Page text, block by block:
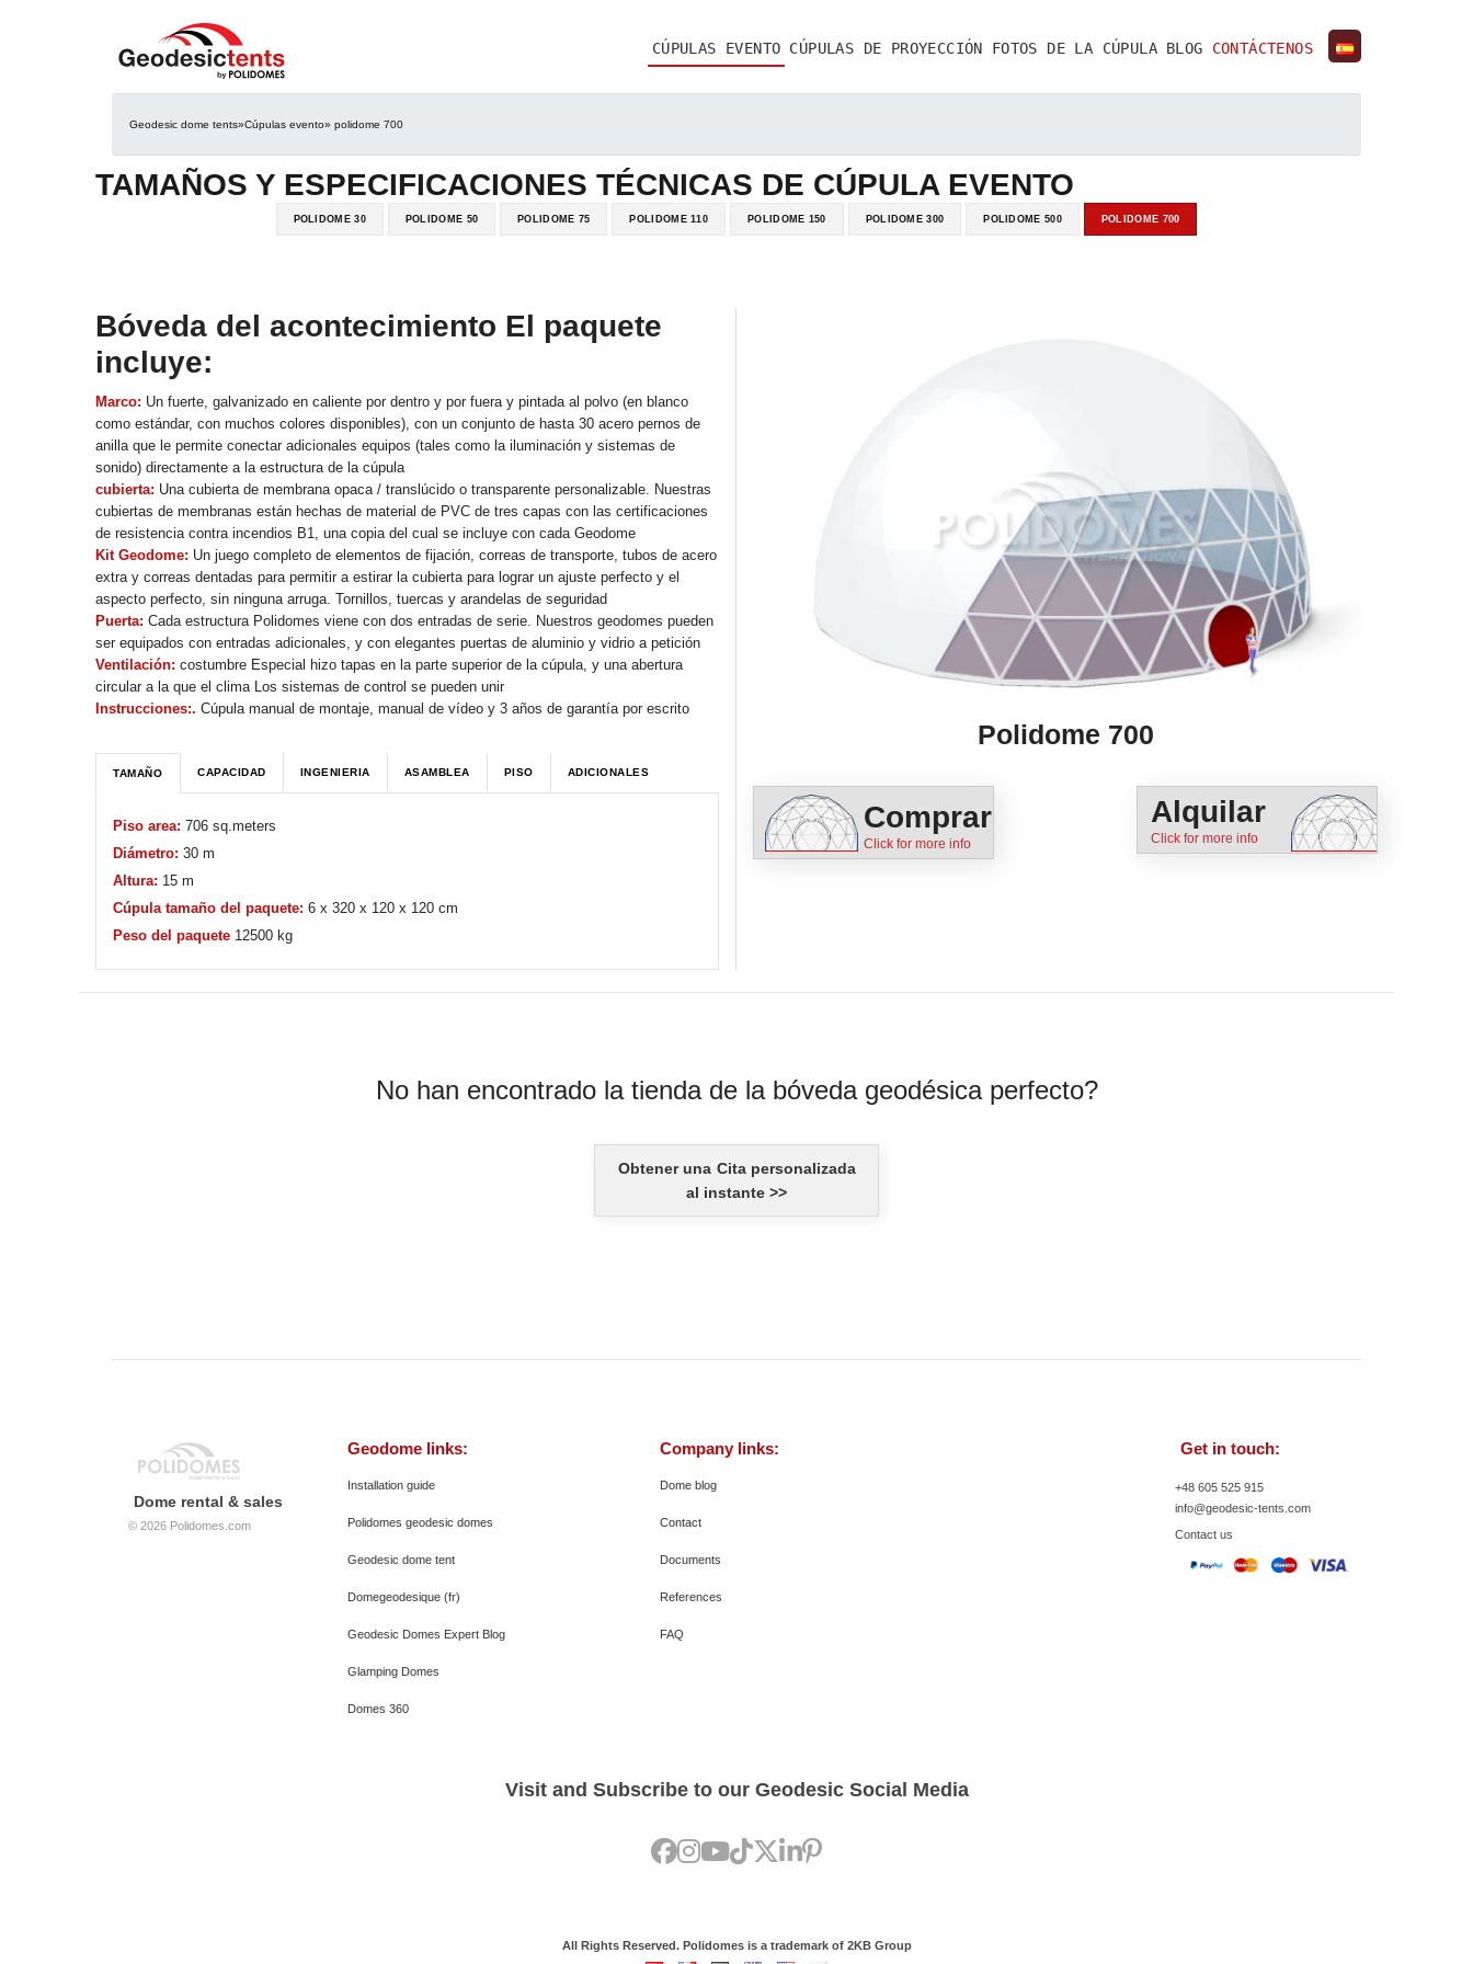
CÚPULAS EVENTO
ACERCA DE
ALQUILER
CÚPULAS DE PROYECCIÓN FOTOS DE LA CÚPULA BLOG CONTÁCTENOS
Geodesic dome tents»Cúpulas evento» polidome 700
TAMAÑOS Y ESPECIFICACIONES TÉCNICAS DE CÚPULA EVENTO
POLIDOME 30 POLIDOME 50 POLIDOME 75 POLIDOME 110 POLIDOME 150 POLIDOME 300 POLIDOME 500 POLIDOME 700
Bóveda del acontecimiento El paquete
incluye:
Marco: Un fuerte, galvanizado en caliente por dentro y por fuera y pintada al polvo (en blanco
como estándar, con muchos colores disponibles), con un conjunto de hasta 30 acero pernos de
anilla que le permite conectar adicionales equipos (tales como la iluminación y sistemas de
sonido) directamente a la estructura de la cúpula
cubierta: Una cubierta de membrana opaca / translúcido o transparente personalizable. Nuestras
cubiertas de membranas están hechas de material de PVC de tres capas con las certificaciones
de resistencia contra incendios B1, una copia del cual se incluye con cada Geodome
Kit Geodome: Un juego completo de elementos de fijación, correas de transporte, tubos de acero
extra y correas dentadas para permitir a estirar la cubierta para lograr un ajuste perfecto y el
aspecto perfecto, sin ninguna arruga. Tornillos, tuercas y arandelas de seguridad
Puerta: Cada estructura Polidomes viene con dos entradas de serie. Nuestros geodomes pueden
ser equipados con entradas adicionales, y con elegantes puertas de aluminio y vidrio a petición
Ventilación: costumbre Especial hizo tapas en la parte superior de la cúpula, y una abertura
circular a la que el clima Los sistemas de control se pueden unir
Instrucciones:. Cúpula manual de montaje, manual de vídeo y 3 años de garantía por escrito
TAMAÑO CAPACIDAD INGENIERIA ASAMBLEA PISO ADICIONALES
Piso area: 706 sq.meters
Diámetro: 30 m
Altura: 15 m
Cúpula tamaño del paquete: 6 x 320 x 120 x 120 cm
Peso del paquete 12500 kg
Polidome 700
Comprar Alquilar
No han encontrado la tienda de la bóveda geodésica perfecto?
Obtener una Cita personalizada
al instante >>
Dome rental & sales
© 2026 Polidomes.com
Geodome links:
Installation guide
Polidomes geodesic domes
Geodesic dome tent
Domegeodesique (fr)
Geodesic Domes Expert Blog
Glamping Domes
Domes 360
Company links:
Dome blog
Contact
Documents
References
FAQ
Get in touch:
+48 605 525 915
info@geodesic-tents.com
Contact us
Visit and Subscribe to our Geodesic Social Media
All Rights Reserved. Polidomes is a trademark of 2KB Group